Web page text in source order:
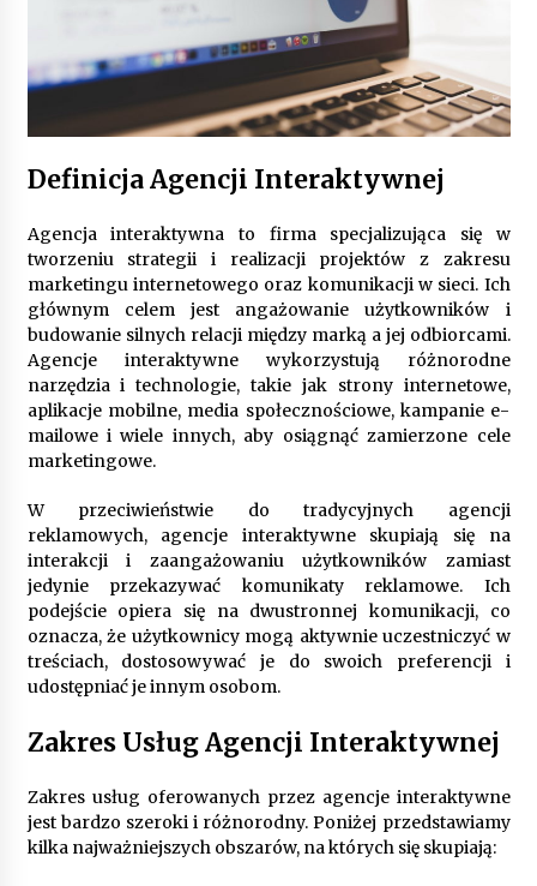
Zakopane: apartament z basenem dla
wymagających
10 miesięcy ago
zakupowy
10 miesięcy ago
Nowoczesne rozwiązania opakowaniowe
dopasowane do potrzeb różnych branż
12 miesięcy ago
Gruntowa czy powietrzna pompa ciepła – co
wybrać do ogrzewania domu?
1 rok ago
Definicja Agencji Interaktywnej
Agencja interaktywna to firma specjalizująca się w
tworzeniu strategii i realizacji projektów z zakresu
marketingu internetowego oraz komunikacji w sieci. Ich
głównym celem jest angażowanie użytkowników i
budowanie silnych relacji między marką a jej odbiorcami.
Agencje interaktywne wykorzystują różnorodne
narzędzia i technologie, takie jak strony internetowe,
aplikacje mobilne, media społecznościowe, kampanie e-
mailowe i wiele innych, aby osiągnąć zamierzone cele
marketingowe.
W przeciwieństwie do tradycyjnych agencji
reklamowych, agencje interaktywne skupiają się na
interakcji i zaangażowaniu użytkowników zamiast
jedynie przekazywać komunikaty reklamowe. Ich
podejście opiera się na dwustronnej komunikacji, co
oznacza, że użytkownicy mogą aktywnie uczestniczyć w
treściach, dostosowywać je do swoich preferencji i
udostępniać je innym osobom.
Zakres Usług Agencji Interaktywnej
Zakres usług oferowanych przez agencje interaktywne
jest bardzo szeroki i różnorodny. Poniżej przedstawiamy
kilka najważniejszych obszarów, na których się skupiają: